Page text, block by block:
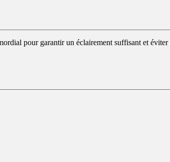
pour garantir un éclairement suffisant et